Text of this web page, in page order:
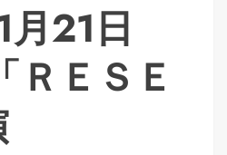
21日
ＲＥＳＥ